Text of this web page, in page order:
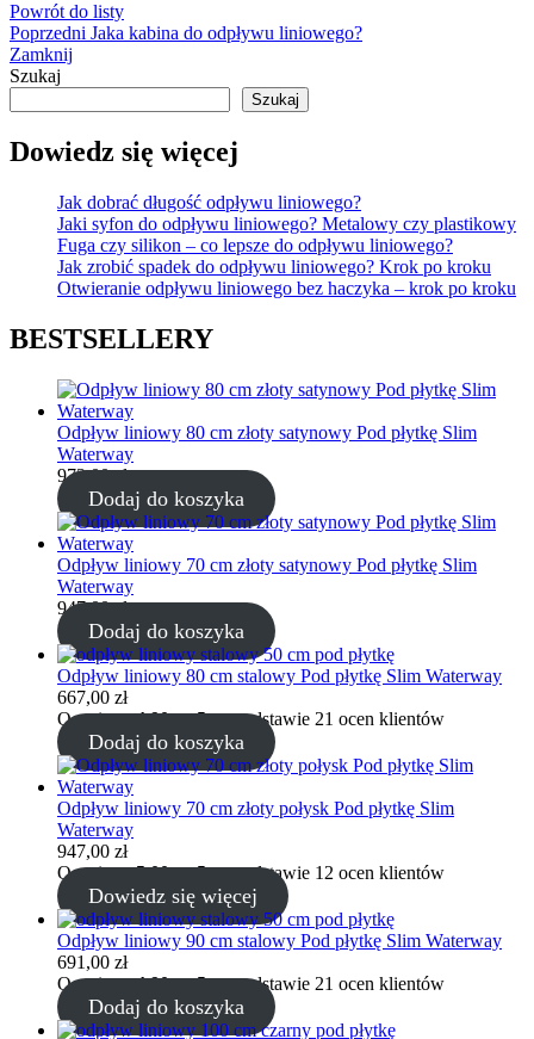
Powrót do listy
Poprzedni Jaka kabina do odpływu liniowego?
Zamknij
Szukaj
Szukaj
Dowiedz się więcej
Jak dobrać długość odpływu liniowego?
Jaki syfon do odpływu liniowego? Metalowy czy plastikowy
Fuga czy silikon – co lepsze do odpływu liniowego?
Jak zrobić spadek do odpływu liniowego? Krok po kroku
Otwieranie odpływu liniowego bez haczyka – krok po kroku
BESTSELLERY
Odpływ liniowy 80 cm złoty satynowy Pod płytkę Slim
Waterway
973,00zł
Dodaj do koszyka
Odpływ liniowy 70 cm złoty satynowy Pod płytkę Slim
Waterway
947,00zł
Dodaj do koszyka
Odpływ liniowy 80 cm stalowy Pod płytkę Slim Waterway
667,00 zł
Oceniony4.90na 5 na podstawie 21 ocen klientów
Dodaj do koszyka
Odpływ liniowy 70 cm złoty połysk Pod płytkę Slim
Waterway
947,00 zł
Oceniony5.00na 5 na podstawie 12 ocen klientów
Dowiedz się więcej
Odpływ liniowy 90 cm stalowy Pod płytkę Slim Waterway
691,00 zł
Oceniony4.90na 5 na podstawie 21 ocen klientów
Dodaj do koszyka